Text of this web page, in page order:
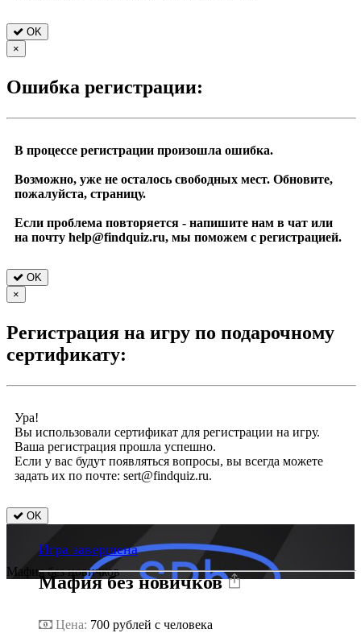
OK
×
Ошибка регистрации:
В процессе регистрации произошла ошибка.
Возможно, уже не осталось свободных мест. Обновите,
пожалуйста, страницу.
Если проблема повторяется - напишите нам в чат или
на почту help@findquiz.ru, мы поможем с регистрацией.
OK
×
Регистрация на игру по подарочному
сертификату:
Ура!
Вы использовали сертификат для регистрации на игру.
Ваша регистрация прошла успешно.
Если у вас будут появляться вопросы, вы всегда можете
задать их по почте: sert@findquiz.ru.
OK
Мафия без новичков
Игра завершена
Мафия без новичков
Цена: 700 рублей с человека